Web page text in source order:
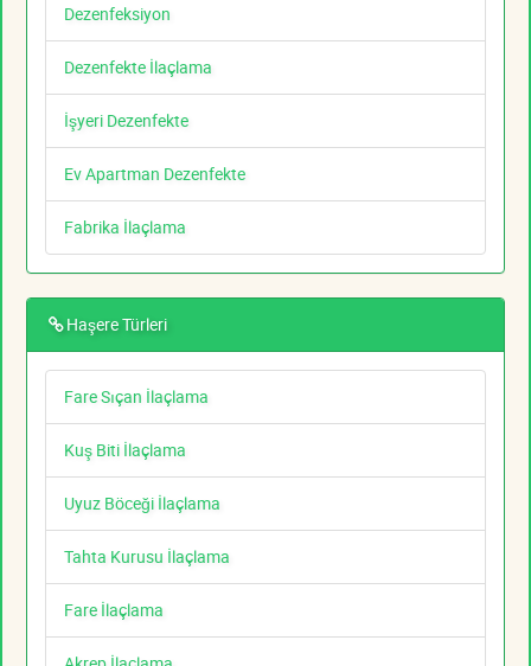
Dezenfeksiyon
Dezenfekte İlaçlama
İşyeri Dezenfekte
Ev Apartman Dezenfekte
Fabrika İlaçlama
Haşere Türleri
Fare Sıçan İlaçlama
Kuş Biti İlaçlama
Uyuz Böceği İlaçlama
Tahta Kurusu İlaçlama
Fare İlaçlama